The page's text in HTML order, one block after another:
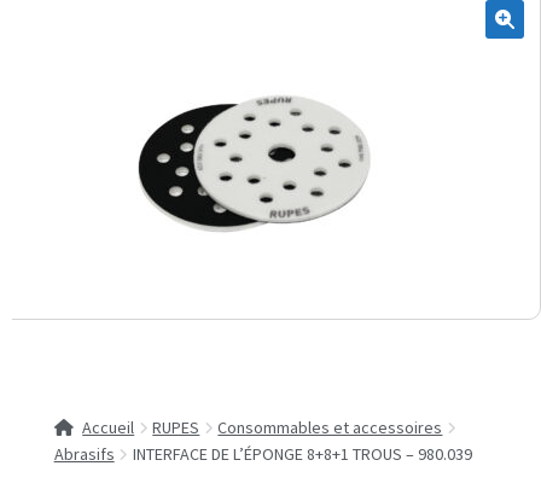
Accueil RUPES
Consommables et accessoires
Abrasifs
INTERFACE DE L’ÉPONGE 8+8+1 TROUS – 980.039